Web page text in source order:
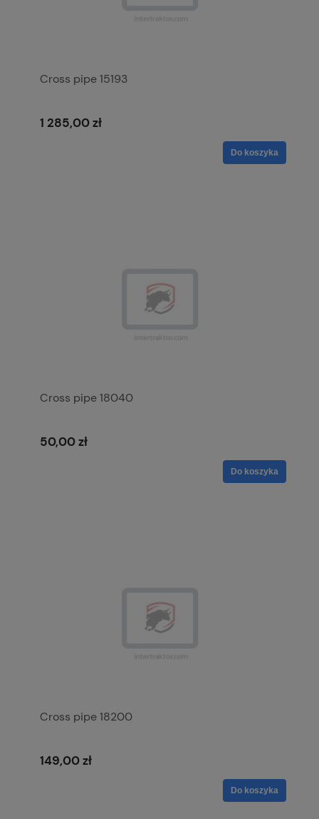
Cross pipe 15193
1 285,00 zł
Do koszyka
Cross pipe 18040
50,00 zł
Do koszyka
Cross pipe 18200
149,00 zł
Do koszyka